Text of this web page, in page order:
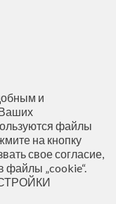
и
файлы
на кнопку
свое согласие,
файлы „cookie“.